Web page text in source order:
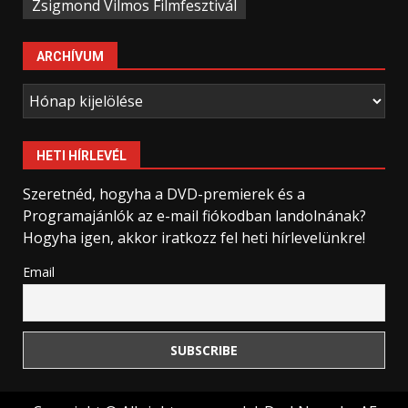
Zsigmond Vilmos Filmfesztivál
ARCHÍVUM
Archívum
HETI HÍRLEVÉL
Szeretnéd, hogyha a DVD-premierek és a
Programajánlók az e-mail fiókodban landolnának?
Hogyha igen, akkor iratkozz fel heti hírlevelünkre!
Email